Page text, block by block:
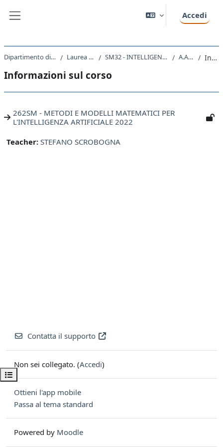
Accedi
Apri indice del corso
Dipartimento di Matematica e Geoscienze Laurea triennale (DM270) SM32 - INTELLIGENZA ARTIFICIALE E DATA ANALYTICS A.A. 2022 - 2023 Introduzione
Informazioni sul corso
262SM - METODI E MODELLI MATEMATICI PER
L'INTELLIGENZA ARTIFICIALE 2022
Teacher: STEFANO SCROBOGNA
Contatta il supporto
Non sei collegato. (Accedi)
Ottieni l'app mobile
Passa al tema standard
Powered by Moodle